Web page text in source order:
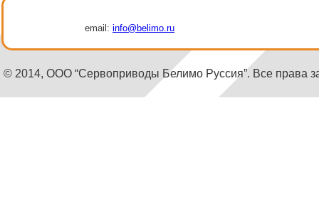
email: info@belimo.ru
© 2014, ООО “Сервоприводы Белимо Руссия”. Все права